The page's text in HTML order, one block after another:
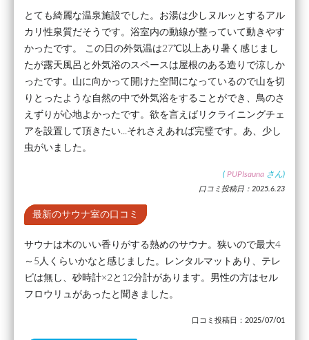
とても綺麗な温泉施設でした。お湯は少しヌルッとするアル
カリ性泉質だそうです。浴室内の動線が整っていて動きやす
かったです。 この日の外気温は27℃以上あり暑く感じまし
たが露天風呂と外気浴のスペースは屋根のある造りで涼しか
ったです。山に向かって開けた空間になっているので山を切
りとったような自然の中で外気浴をすることができ、鳥のさ
えずりが心地よかったです。欲を言えばリクライニングチェ
アを設置して頂きたい...それさえあれば完璧です。あ、少し
虫がいました。
( PUPIsauna さん)
口コミ投稿日：2025.6.23
最新のサウナ室の口コミ
サウナは木のいい香りがする熱めのサウナ。狭いので最大4
～5人くらいかなと感じました。レンタルマットあり、テレ
ビは無し、砂時計×2と12分計があります。男性の方はセル
フロウリュがあったと聞きました。
口コミ投稿日：2025/07/01